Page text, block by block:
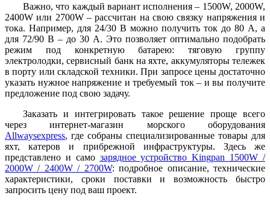
Важно, что каждый вариант исполнения – 1500W, 2000W,
2400W или 2700W – рассчитан на свою связку напряжения и
тока. Например, для 24/30 В можно получить ток до 80 А, а
для 72/90 В – до 30 А. Это позволяет оптимально подобрать
режим под конкретную батарею: тяговую группу
электролодки, сервисный банк на яхте, аккумуляторы тележек
в порту или складской техники. При запросе цены достаточно
указать нужное напряжение и требуемый ток – и вы получите
предложение под свою задачу.
Заказать и интегрировать такое решение проще всего
через интернет-магазин морского оборудования
Allwaysexpress, где собраны специализированные товары для
яхт, катеров и прибрежной инфраструктуры. Здесь же
представлено и само зарядное устройство Kingpan 1500W /
2000W / 2400W / 2700W: подробное описание, технические
характеристики, сроки поставки и возможность быстро
запросить цену под ваш проект.